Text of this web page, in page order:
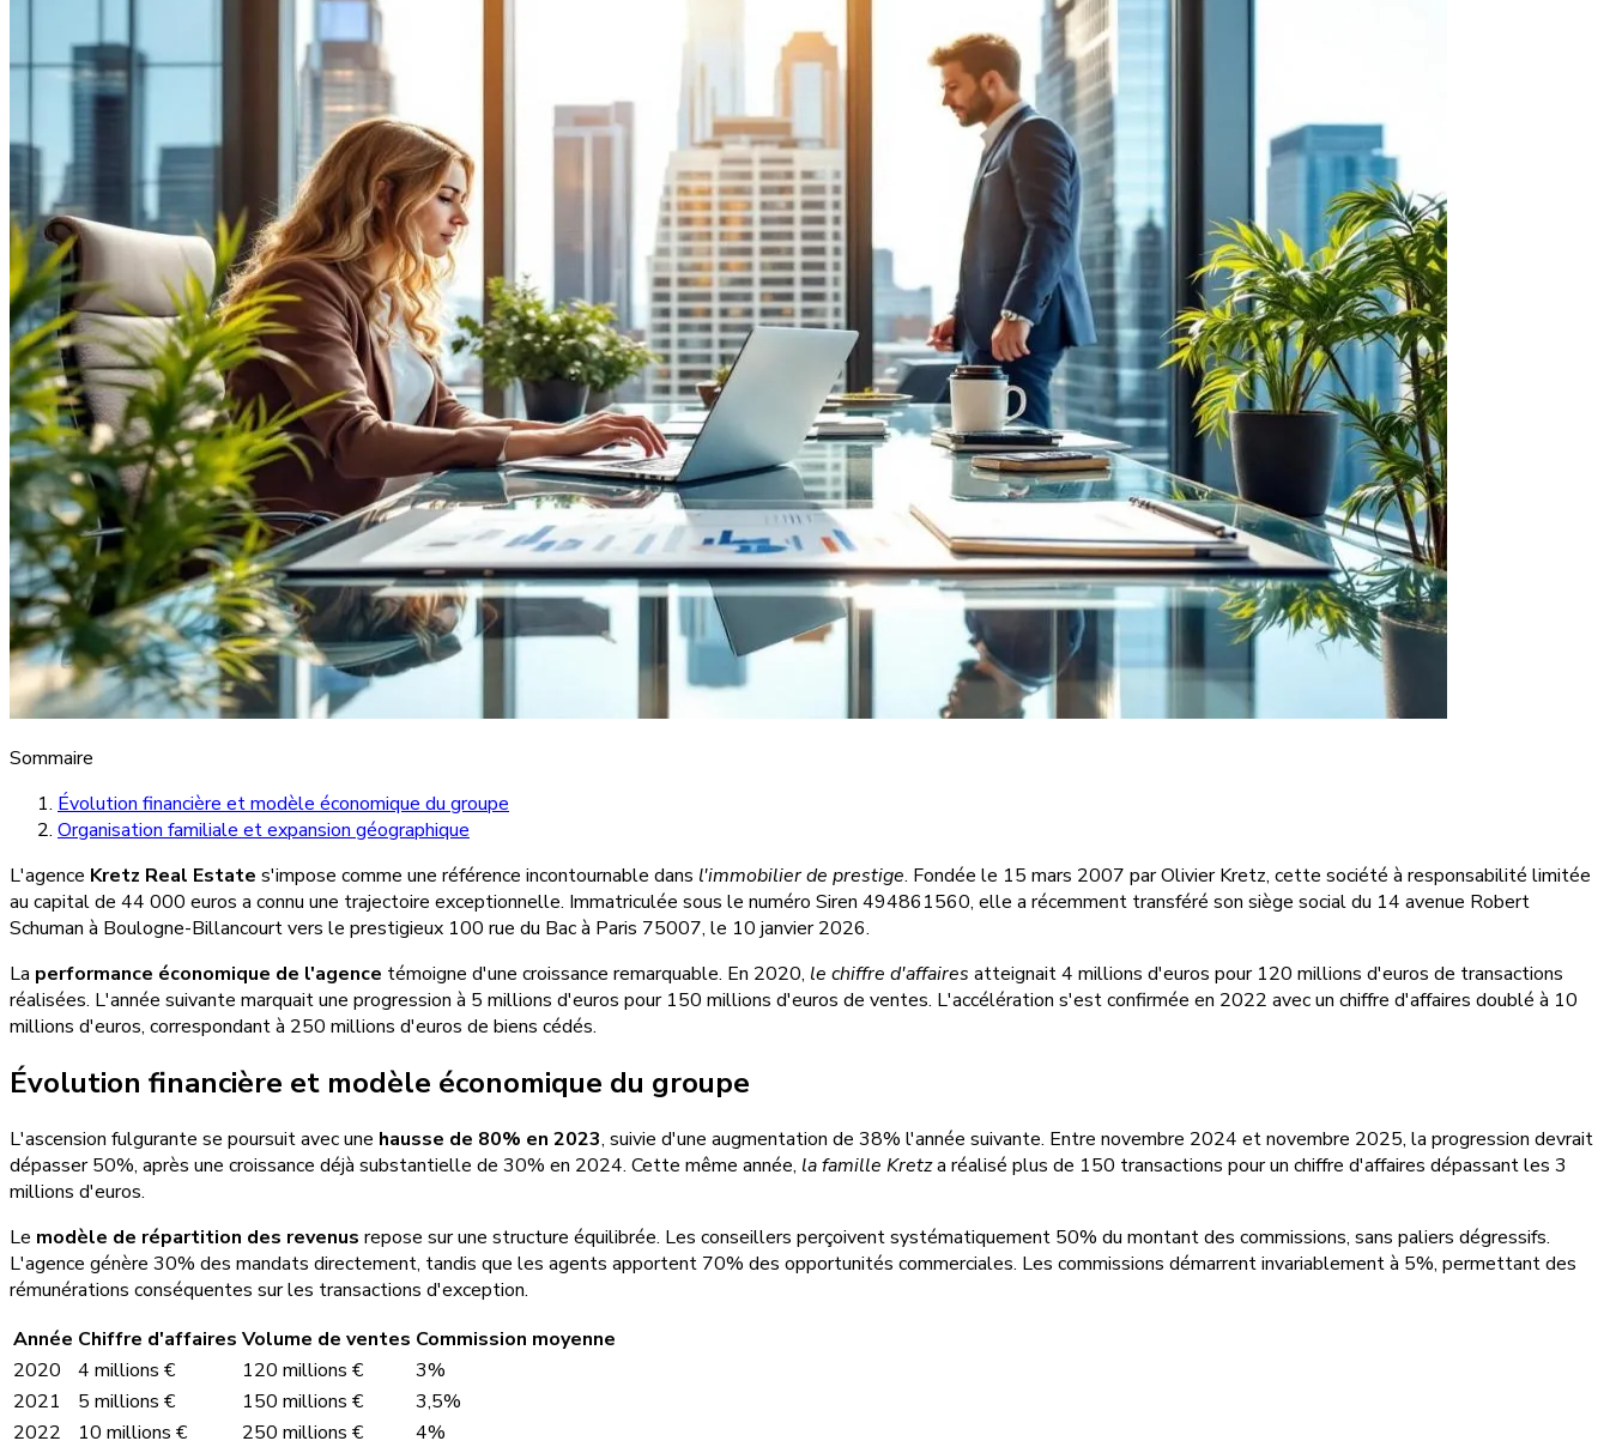
Sommaire
Évolution financière et modèle économique du groupe
Organisation familiale et expansion géographique
L'agence Kretz Real Estate s'impose comme une référence incontournable dans l'immobilier de prestige. Fondée le 15 mars 2007 par Olivier Kretz, cette société à responsabilité limitée
au capital de 44 000 euros a connu une trajectoire exceptionnelle. Immatriculée sous le numéro Siren 494861560, elle a récemment transféré son siège social du 14 avenue Robert
Schuman à Boulogne-Billancourt vers le prestigieux 100 rue du Bac à Paris 75007, le 10 janvier 2026.
La performance économique de l'agence témoigne d'une croissance remarquable. En 2020, le chiffre d'affaires atteignait 4 millions d'euros pour 120 millions d'euros de transactions
réalisées. L'année suivante marquait une progression à 5 millions d'euros pour 150 millions d'euros de ventes. L'accélération s'est confirmée en 2022 avec un chiffre d'affaires doublé à 10
millions d'euros, correspondant à 250 millions d'euros de biens cédés.
Évolution financière et modèle économique du groupe
L'ascension fulgurante se poursuit avec une hausse de 80% en 2023, suivie d'une augmentation de 38% l'année suivante. Entre novembre 2024 et novembre 2025, la progression devrait
dépasser 50%, après une croissance déjà substantielle de 30% en 2024. Cette même année, la famille Kretza réalisé plus de 150 transactions pour un chiffre d'affaires dépassant les 3
millions d'euros.
Le modèle de répartition des revenus repose sur une structure équilibrée. Les conseillers perçoivent systématiquement 50% du montant des commissions, sans paliers dégressifs.
L'agence génère 30% des mandats directement, tandis que les agents apportent 70% des opportunités commerciales. Les commissions démarrent invariablement à 5%, permettant des
rémunérations conséquentes sur les transactions d'exception.
Année Chiffre d'affaires Volume de ventes Commission moyenne
2020
4 millions € 120 millions €
3%
2021
5 millions € 150 millions €
3,5%
2022
10 millions € 250 millions €
4%